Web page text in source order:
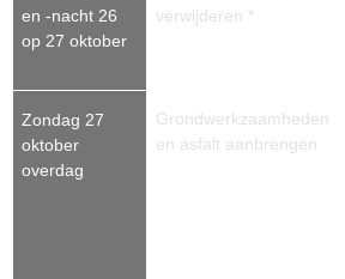
en -nacht 26
op 27 oktober
verwijderen *
Zondag 27
oktober
overdag
Grondwerkzaamheden
en asfalt aanbrengen